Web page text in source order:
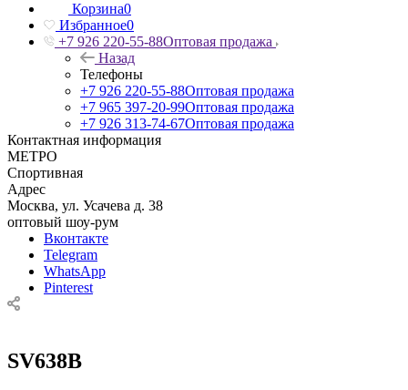
Корзина0
Избранное0
+7 926 220-55-88Оптовая продажа
Назад
Телефоны
+7 926 220-55-88Оптовая продажа
+7 965 397-20-99Оптовая продажа
+7 926 313-74-67Оптовая продажа
Контактная информация
МЕТРО
Спортивная
Адрес
Москва, ул. Усачева д. 38
оптовый шоу-рум
Вконтакте
Telegram
WhatsApp
Pinterest
SV638B